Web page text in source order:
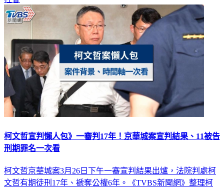
社會
柯文哲宣判懶人包》一審判17年！京華城案宣判結果、11被告
柯文哲京華城案3月26日下午一審宣判結果出爐，法院判處柯